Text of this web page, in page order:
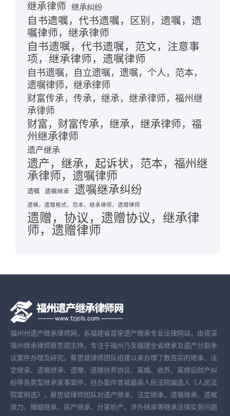
继承律师 继承纠纷
自书遗嘱，代书遗嘱，区别，遗嘱，遗
嘱律师，继承律师
自书遗嘱，代书遗嘱，范文，注意事
项，继承律师，遗嘱律师
自书遗嘱，自立遗嘱，遗嘱，个人，范本，
遗嘱律师，继承律师
财富传承，传承，继承，继承律师，福州继
承律师
财富，财富传承，继承，继承律师，福
州继承律师
遗产继承
遗产，继承，起诉状，范本，福州继
承律师，遗嘱律师
遗嘱 遗嘱继承 遗嘱继承纠纷
遗嘱，遗赠格式，范本，继承律师，遗赠律师
遗赠，协议，遗赠协议，继承律
师，遗赠律师
福州州遗产继承律师网，系福建省首家遗产继承专业法律网站，由资深
福州继承律师蔡思斌主持，专注于福州乃至福建全省继承及遗产分割争
议案件办理及研究。蔡思斌律师团队组建以来办理了数百宗的继承、法
定继承、遗嘱继承、遗赠、遗赠扶养协议、离婚、收养、离婚后财产纠
纷等各类型继承家事案件，经办案件曾被最高人民法院编选入《人民法
院案例选》，蔡思斌律师团队对遗产继承、法定继承、遗嘱继承、遗嘱
效力、婚姻继承、房产继承、分家析产、涉外继承等继承法律实务问题